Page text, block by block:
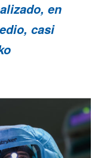
en
casi